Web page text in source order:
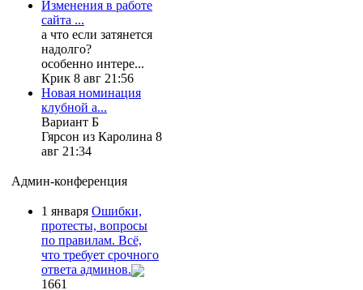
Изменения в работе
сайта ...
а что если затянется
надолго?
особенно интере...
Крик 8 авг 21:56
Новая номинация
клубной а...
Вариант Б
Гярсон из Каролина 8
авг 21:34
Админ-конференция
1 января Ошибки,
протесты, вопросы
по правилам. Всё,
что требует срочного
ответа админов.
1661